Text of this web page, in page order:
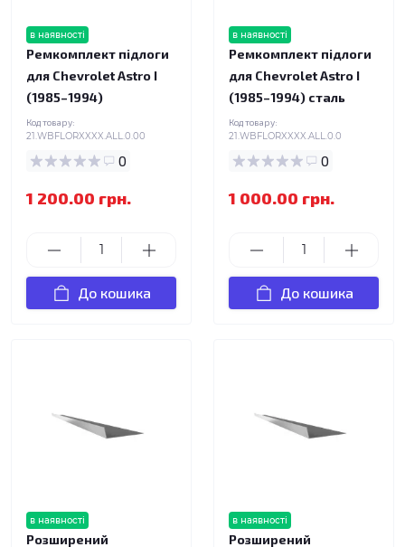
в наявності
Ремкомплект підлоги
для Chevrolet Astro I
(1985–1994)
Код товару:
21.WBFLORXXXX.ALL.0.00
0
1 200.00 грн.
До кошика
в наявності
Ремкомплект підлоги
для Chevrolet Astro I
(1985–1994) сталь
Код товару:
21.WBFLORXXXX.ALL.0.0
0
1 000.00 грн.
До кошика
в наявності
Розширений
в наявності
Розширений